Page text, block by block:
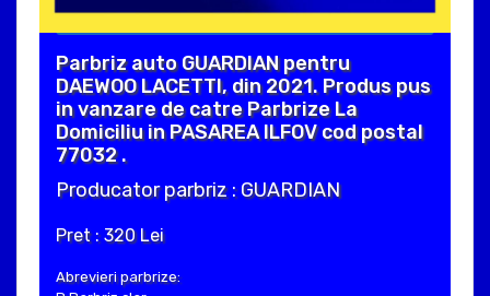
Parbriz auto GUARDIAN pentru
DAEWOO LACETTI, din 2021. Produs pus
in vanzare de catre Parbrize La
Domiciliu in PASAREA ILFOV cod postal
77032 .
Producator parbriz : GUARDIAN
Pret : 320 Lei
Abrevieri parbrize: